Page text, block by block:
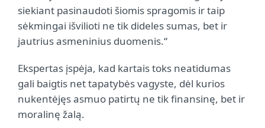
siekiant pasinaudoti šiomis spragomis ir taip
sėkmingai išvilioti ne tik dideles sumas, bet ir
jautrius asmeninius duomenis.“
Ekspertas įspėja, kad kartais toks neatidumas
gali baigtis net tapatybės vagyste, dėl kurios
nukentėjęs asmuo patirtų ne tik finansinę, bet ir
moralinę žalą.